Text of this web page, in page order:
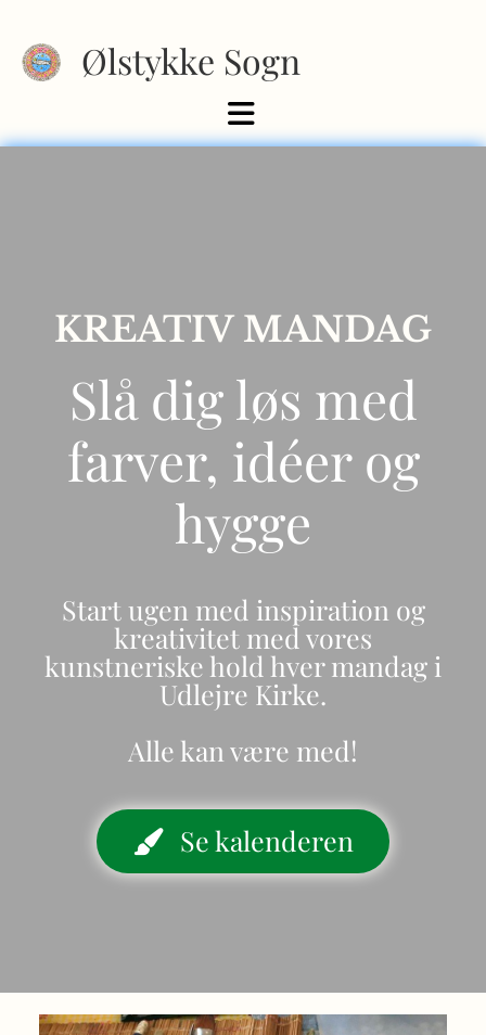
Ølstykke Sogn
KREATIV MANDAG
Slå dig løs med
farver, idéer og
hygge
Start ugen med inspiration og
kreativitet med vores
kunstneriske hold hver mandag i
Udlejre Kirke.
Alle kan være med!
Se kalenderen